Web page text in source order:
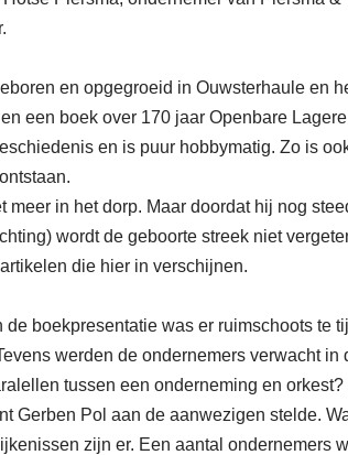
en opgegroeid in Ouwsterhaule en
een boek over 170 jaar Openbare
en is puur hobbymatig. Zo is
meer in het dorp. Maar doordat hij nog
wordt de geboorte streek niet
die hier in verschijnen.
de boekpresentatie was er ruimschoots te
werden de ondernemers verwacht in
tussen een onderneming en
Gerben Pol aan de aanwezigen stelde.
zijn er. Een aantal ondernemers